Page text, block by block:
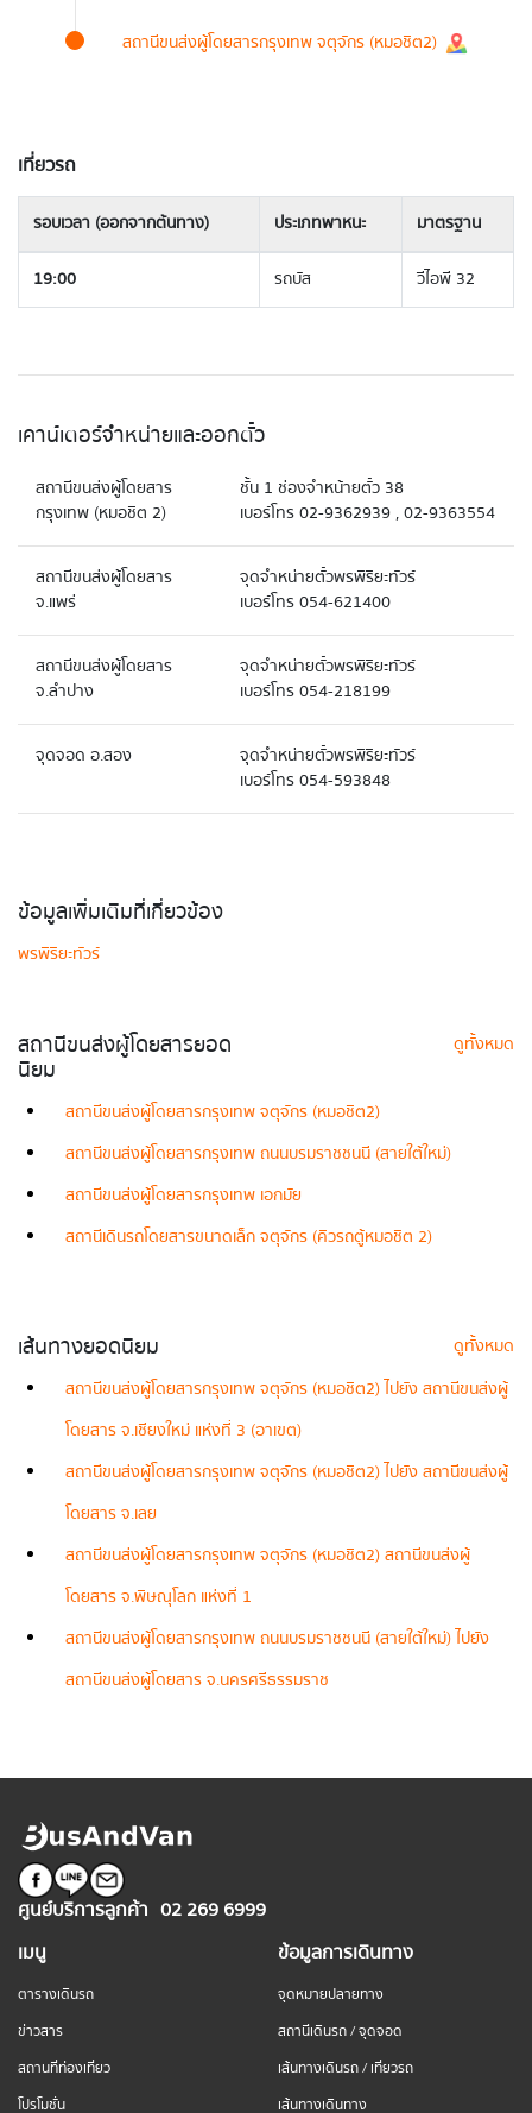
สถานีขนส่งผู้โดยสารกรุงเทพ จตุจักร (หมอชิต2)
เที่ยวรถ
รอบเวลา (ออกจากต้นทาง) ประเภทพาหนะ มาตรฐาน
19:00 รถบัส วีไอพี 32
เคาน์เตอร์จำหน่ายและออกตั๋ว
สถานีขนส่งผู้โดยสาร
กรุงเทพ (หมอชิต 2)
ชั้น 1 ช่องจำหน้ายตั๋ว 38
เบอร์โทร 02-9362939 , 02-9363554
สถานีขนส่งผู้โดยสาร
จ.แพร่
จุดจำหน่ายตั๋วพรพิริยะทัวร์
เบอร์โทร 054-621400
สถานีขนส่งผู้โดยสาร
จ.ลำปาง
จุดจำหน่ายตั๋วพรพิริยะทัวร์
เบอร์โทร 054-218199
จุดจอด อ.สอง
จุดจำหน่ายตั๋วพรพิริยะทัวร์
เบอร์โทร 054-593848
ข้อมูลเพิ่มเติมที่เกี่ยวข้อง
พรพิริยะทัวร์
สถานีขนส่งผู้โดยสารยอด
นิยม
ดูทั้งหมด
สถานีขนส่งผู้โดยสารกรุงเทพ จตุจักร (หมอชิต2)
สถานีขนส่งผู้โดยสารกรุงเทพ ถนนบรมราชชนนี (สายใต้ใหม่)
สถานีขนส่งผู้โดยสารกรุงเทพ เอกมัย
สถานีเดินรถโดยสารขนาดเล็ก จตุจักร (คิวรถตู้หมอชิต 2)
เส้นทางยอดนิยม
ดูทั้งหมด
สถานีขนส่งผู้โดยสารกรุงเทพ จตุจักร (หมอชิต2) ไปยัง สถานีขนส่งผู้
โดยสาร จ.เชียงใหม่ แห่งที่ 3 (อาเขต)
สถานีขนส่งผู้โดยสารกรุงเทพ จตุจักร (หมอชิต2) ไปยัง สถานีขนส่งผู้
โดยสาร จ.เลย
สถานีขนส่งผู้โดยสารกรุงเทพ จตุจักร (หมอชิต2) สถานีขนส่งผู้
โดยสาร จ.พิษณุโลก แห่งที่ 1
สถานีขนส่งผู้โดยสารกรุงเทพ ถนนบรมราชชนนี (สายใต้ใหม่) ไปยัง
สถานีขนส่งผู้โดยสาร จ.นครศรีธรรมราช
ศูนย์บริการลูกค้า 02 269 6999
เมนู
ตารางเดินรถ
ข่าวสาร
สถานที่ท่องเที่ยว
โปรโมชั่น
ข้อมูลการเดินทาง
จุดหมายปลายทาง
สถานีเดินรถ / จุดจอด
เส้นทางเดินรถ / เที่ยวรถ
เส้นทางเดินทาง